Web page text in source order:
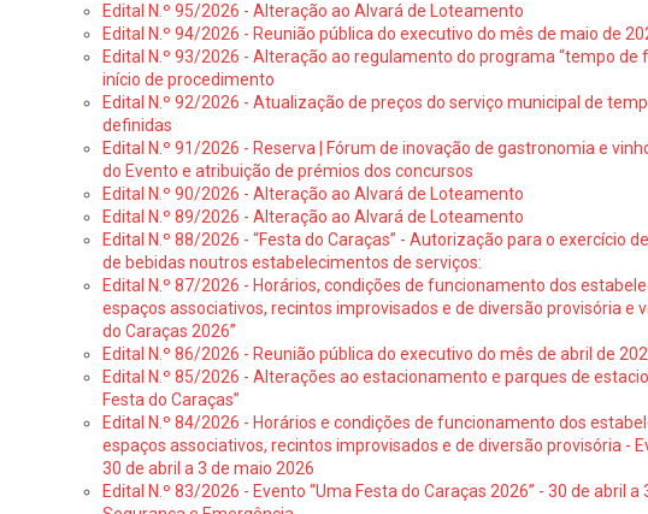
Edital N.º 95/2026 - Alteração ao Alvará de Loteamento
Edital N.º 94/2026 - Reunião pública do executivo do mês de maio de
Edital N.º 93/2026 - Alteração ao regulamento do programa “tempo de
início de procedimento
Edital N.º 92/2026 - Atualização de preços do serviço municipal de
definidas
Edital N.º 91/2026 - Reserva | Fórum de inovação de gastronomia e
do Evento e atribuição de prémios dos concursos
Edital N.º 90/2026 - Alteração ao Alvará de Loteamento
Edital N.º 89/2026 - Alteração ao Alvará de Loteamento
Edital N.º 88/2026 - “Festa do Caraças” - Autorização para o exercício
de bebidas noutros estabelecimentos de serviços:
Edital N.º 87/2026 - Horários, condições de funcionamento dos
espaços associativos, recintos improvisados e de diversão provisória e
do Caraças 2026”
Edital N.º 86/2026 - Reunião pública do executivo do mês de abril de
Edital N.º 85/2026 - Alterações ao estacionamento e parques de
Festa do Caraças”
Edital N.º 84/2026 - Horários e condições de funcionamento dos
espaços associativos, recintos improvisados e de diversão provisória -
30 de abril a 3 de maio 2026
Edital N.º 83/2026 - Evento “Uma Festa do Caraças 2026” - 30 de abril